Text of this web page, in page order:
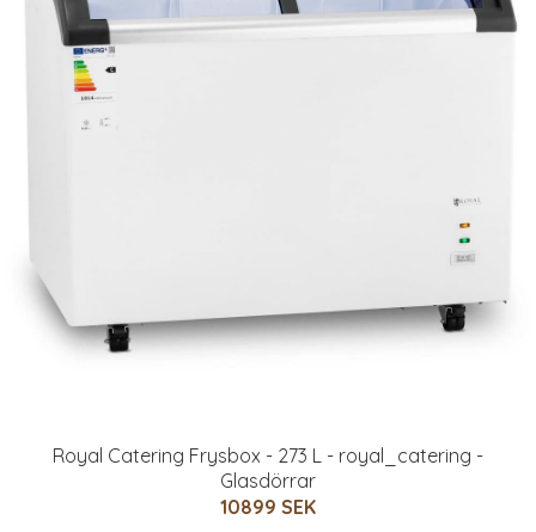
Royal Catering Frysbox - 273 L - royal_catering -
Glasdörrar
10899 SEK